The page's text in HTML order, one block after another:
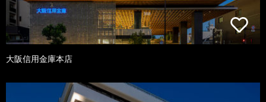
大阪信用金庫本店